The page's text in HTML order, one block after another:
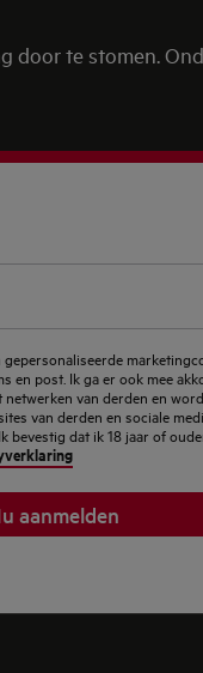
door te stomen.
en post. Ik ga er ook mee
van derden en
van derden en sociale
bevestig dat ik 18 jaar of
aanmelden